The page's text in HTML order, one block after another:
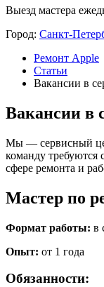
Выезд мастера
Город: Санкт-
Ремонт Apple
Статьи
Вакансии в
Вакансии в
Мы — сервисный
команду требуются
сфере ремонта и
Мастер по
Формат работы: в
Опыт: от 1 года
Обязанности: